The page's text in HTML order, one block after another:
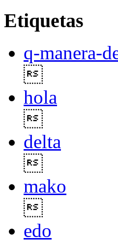
Etiquetas
q-manera-
hola
delta
mako
edo